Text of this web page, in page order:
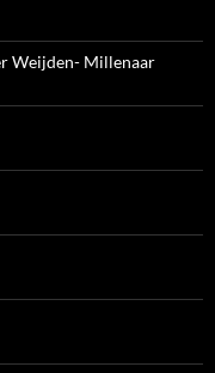
Weijden- Millenaar